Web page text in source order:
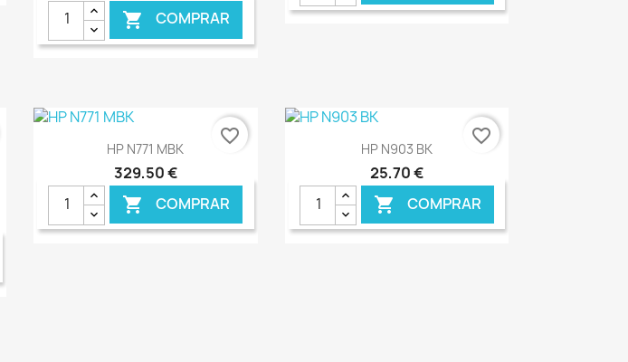
 COMPRAR
Ver+
HP N771 MBK
329,50 €
 COMPRAR
favorite_border Ver+
HP N903 BK
25,70 €
 COMPRAR
favorite_border